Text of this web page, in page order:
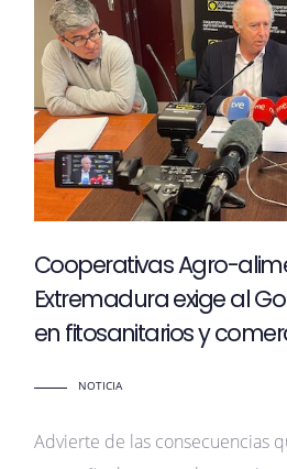
Cooperativas Agro-
Extremadura exige al
en fitosanitarios y
NOTICIA
Advierte de las consecuencias